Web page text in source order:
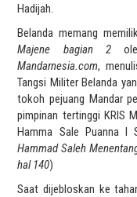
Hadijah.
Belanda memang
Majene bagian 2
Mandarnesia.com,
Tangsi Militer Belanda
tokoh pejuang Mandar
pimpinan tertinggi KRIS
Hamma Sale Puanna I
Hammad Saleh
hal 140)
Saat dijebloskan ke